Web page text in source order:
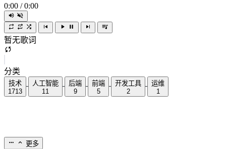
0:00 / 0:00
暂无歌词
分类
技术
1713
人工智能
11
后端
9
前端
5
开发工具
2
运维
1
更多